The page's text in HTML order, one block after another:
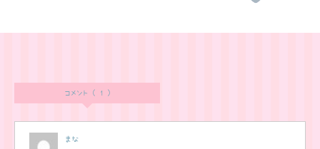
コメント ( 1 )
まな